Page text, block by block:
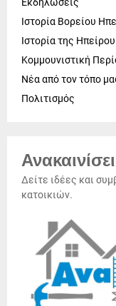
Εκδηλώσεις
Ιστορία Βορείου
Ιστορία της Ηπείρου
Κομμουνιστική
Νέα από τον τόπο
Πολιτισμός
Δείτε ιδέες και
κατοικιών.